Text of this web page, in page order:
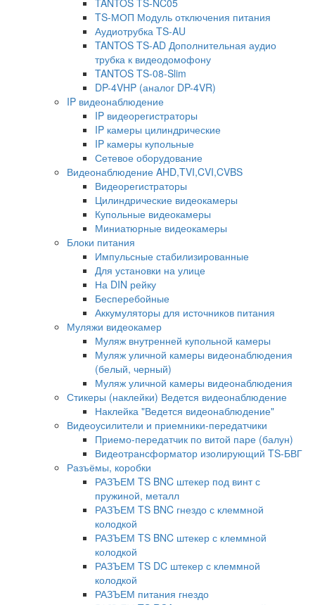
TS-МОП Модуль отключения питания
Аудиотрубка TS-AU
TANTOS TS-AD Дополнительная аудио
трубка к видеодомофону
TANTOS TS-08-Slim
DP-4VHP (аналог DP-4VR)
IP видеонаблюдение
IP видеорегистраторы
IP камеры цилиндрические
IP камеры купольные
Сетевое оборудование
Видеонаблюдение AHD,TVI,CVI,CVBS
Видеорегистраторы
Цилиндрические видеокамеры
Купольные видеокамеры
Миниатюрные видеокамеры
Блоки питания
Импульсные стабилизированные
Для установки на улице
На DIN рейку
Бесперебойные
Аккумуляторы для источников питания
Муляжи видеокамер
Муляж внутренней купольной камеры
Муляж уличной камеры видеонаблюдения
(белый, черный)
Муляж уличной камеры видеонаблюдения
Стикеры (наклейки) Ведется видеонаблюдение
Наклейка "Ведется видеонаблюдение"
Видеоусилители и приемники-передатчики
Приемо-передатчик по витой паре (балун)
Видеотрансформатор изолирующий TS-БВГ
Разъёмы, коробки
РАЗЪЕМ TS BNC штекер под винт с
пружиной, металл
РАЗЪЕМ TS BNC гнездо с клеммной
колодкой
РАЗЪЕМ TS BNC штекер с клеммной
колодкой
РАЗЪЕМ TS DC штекер с клеммной
колодкой
РАЗЪЕМ питания гнездо